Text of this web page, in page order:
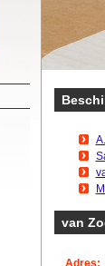
van
Adres: